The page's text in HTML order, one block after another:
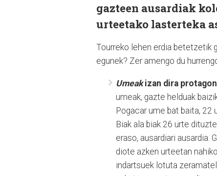
gazteen ausardiak
urteetako lasterteka
Tourreko lehen erdia betetzetik
egunek? Zer amengo du
Umeakizan dira
umeak, gazte helduak
Pogacar ume bat baita, 22
Biak ala biak 26 urte
eraso, ausardiari ausardia.
diote azken urteetan
indartsuek lotuta